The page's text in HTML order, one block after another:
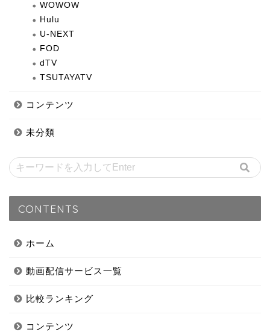
WOWOW
Hulu
U-NEXT
FOD
dTV
TSUTAYATV
コンテンツ
未分類
CONTENTS
ホーム
動画配信サービス一覧
比較ランキング
コンテンツ